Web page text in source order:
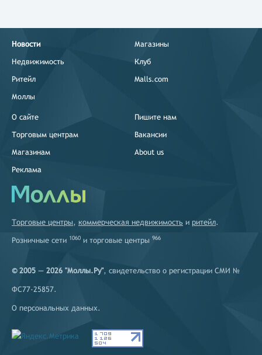
Новости
Недвижимость
Ритейл
Моллы
Магазины
Клуб
Malls.com
О сайте
Торговым центрам
Магазинам
Реклама
Пишите нам
Вакансии
About us
Торговые центры, коммерческая недвижимость и ритейл.
Розничные сети 1060 и торговые центры 966
© 2005 — 2026 "Моллы.Ру", свидетельство о регистрации СМИ №
ФС77-25857.
О персональных данных.